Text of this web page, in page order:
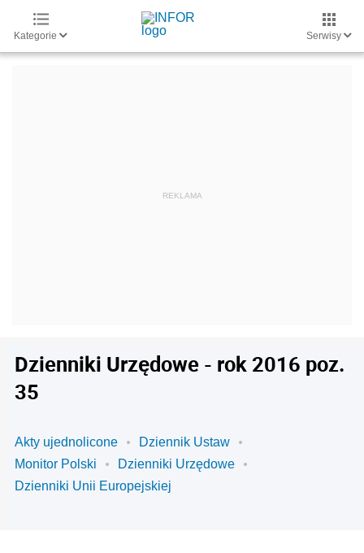
Kategorie Serwisy
Dzienniki Urzędowe - rok 2016 poz.
35
Akty ujednolicone
Dziennik Ustaw
Monitor Polski
Dzienniki Urzędowe
Dzienniki Unii Europejskiej